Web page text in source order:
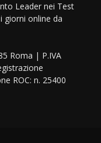
Leader nei Test
giorni online da
Roma | P.IVA
ROC: n. 25400